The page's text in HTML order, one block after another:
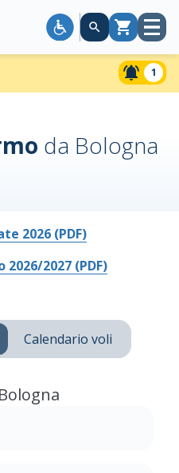
CarrelloApri
1
da Bologna
2026 (PDF)
2027 (PDF)
Calendario voli